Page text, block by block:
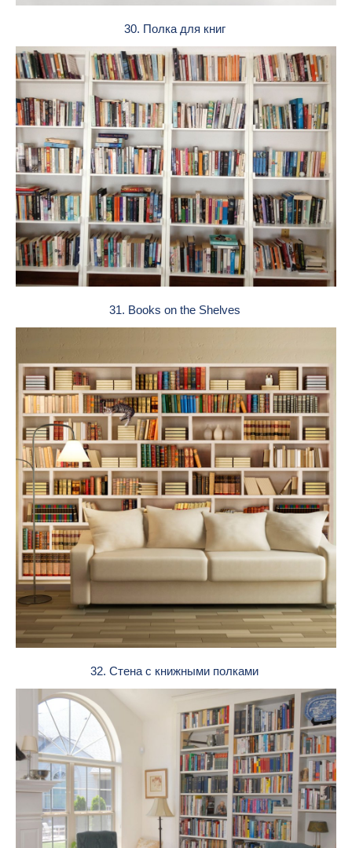
30. Полка для книг
31. Books on the Shelves
32. Стена с книжными полками